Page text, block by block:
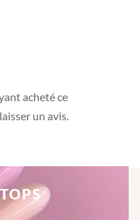
acheté ce
un avis.